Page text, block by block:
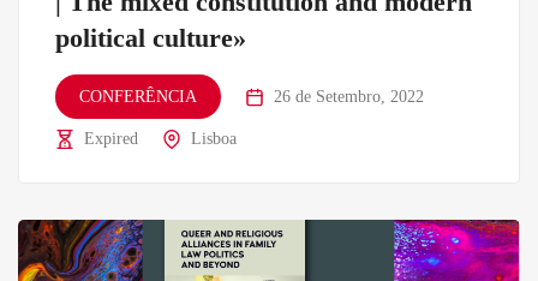
political culture»
CONFERÊNCIA 26 de Setembro, 2022
Expired Lisboa